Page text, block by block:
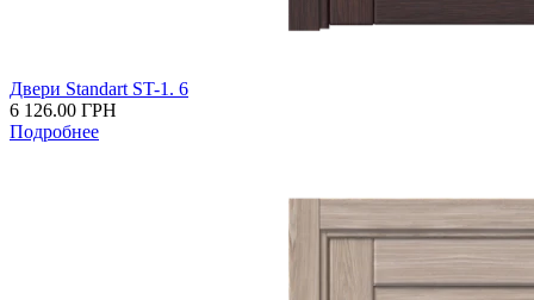
Двери Standart ST-1. 6
6 126.00 ГРН
Подробнее